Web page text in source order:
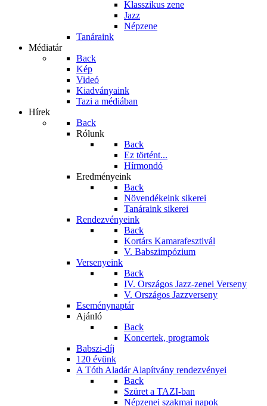
Klasszikus zene
Jazz
Népzene
Tanáraink
Médiatár
Back
Kép
Videó
Kiadványaink
Tazi a médiában
Hírek
Back
Rólunk
Back
Ez történt...
Hírmondó
Eredményeink
Back
Növendékeink sikerei
Tanáraink sikerei
Rendezvényeink
Back
Kortárs Kamarafesztivál
V. Babszimpózium
Versenyeink
Back
IV. Országos Jazz-zenei Verseny
V. Országos Jazzverseny
Eseménynaptár
Ajánló
Back
Koncertek, programok
Babszi-díj
120 évünk
A Tóth Aladár Alapítvány rendezvényei
Back
Szüret a TAZI-ban
Népzenei szakmai napok